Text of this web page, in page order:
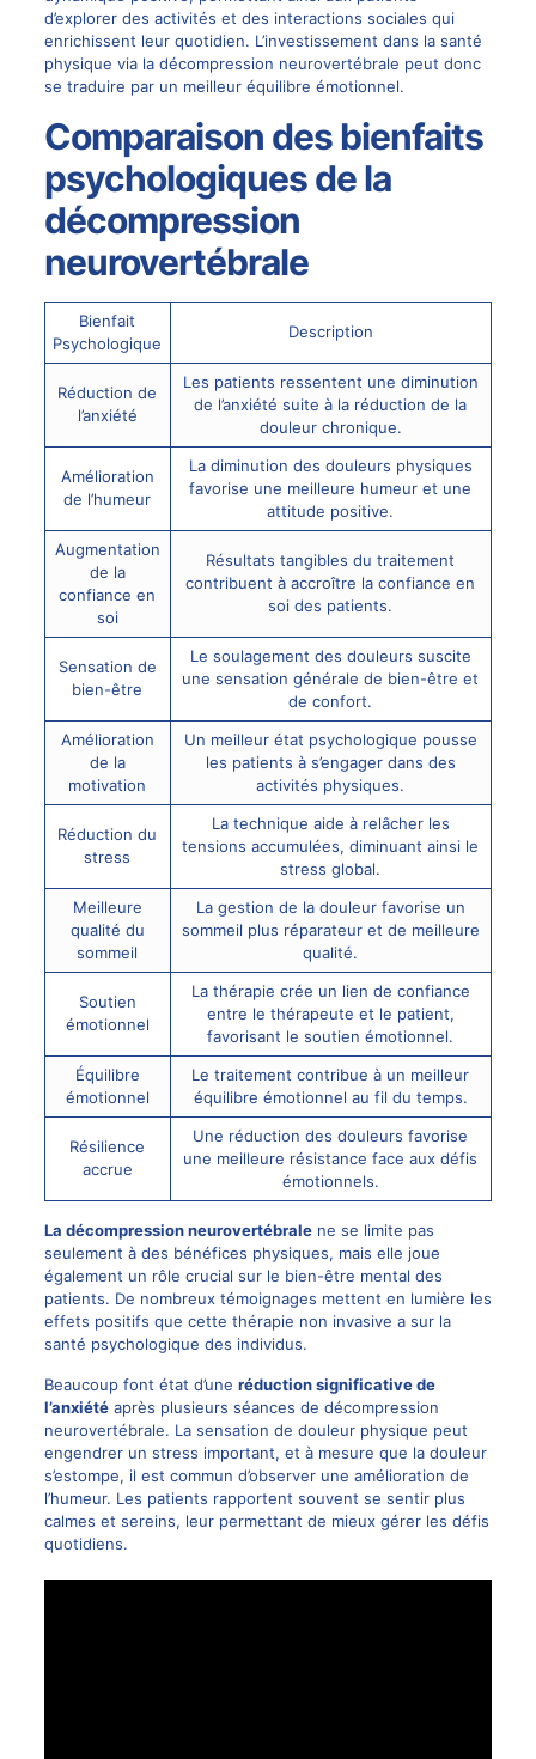
d’explorer des activités et des interactions sociales qui
enrichissent leur quotidien. L’investissement dans la santé
physique via la décompression neurovertébrale peut donc
se traduire par un meilleur équilibre émotionnel.
Comparaison des bienfaits
psychologiques de la
décompression
neurovertébrale
Bienfait
Psychologique
Description
Réduction de
l’anxiété
Les patients ressentent une diminution
de l’anxiété suite à la réduction de la
douleur chronique.
Amélioration
de l’humeur
La diminution des douleurs physiques
favorise une meilleure humeur et une
attitude positive.
Augmentation
de la
confiance en
soi
Résultats tangibles du traitement
contribuent à accroître la confiance en
soi des patients.
Sensation de
bien-être
Le soulagement des douleurs suscite
une sensation générale de bien-être et
de confort.
Amélioration
de la
motivation
Un meilleur état psychologique pousse
les patients à s’engager dans des
activités physiques.
Réduction du
stress
La technique aide à relâcher les
tensions accumulées, diminuant ainsi le
stress global.
Meilleure
qualité du
sommeil
La gestion de la douleur favorise un
sommeil plus réparateur et de meilleure
qualité.
Soutien
émotionnel
La thérapie crée un lien de confiance
entre le thérapeute et le patient,
favorisant le soutien émotionnel.
Équilibre
émotionnel
Le traitement contribue à un meilleur
équilibre émotionnel au fil du temps.
Résilience
accrue
Une réduction des douleurs favorise
une meilleure résistance face aux défis
émotionnels.
La décompression neurovertébralene se limite pas
seulement à des bénéfices physiques, mais elle joue
également un rôle crucial sur le bien-être mental des
patients. De nombreux témoignages mettent en lumière les
effets positifs que cette thérapie non invasive a sur la
santé psychologique des individus.
Beaucoup font état d’une réduction significative de
l’anxiétéaprès plusieurs séances de décompression
neurovertébrale. La sensation de douleur physique peut
engendrer un stress important, et à mesure que la douleur
s’estompe, il est commun d’observer une amélioration de
l’humeur. Les patients rapportent souvent se sentir plus
calmes et sereins, leur permettant de mieux gérer les défis
quotidiens.